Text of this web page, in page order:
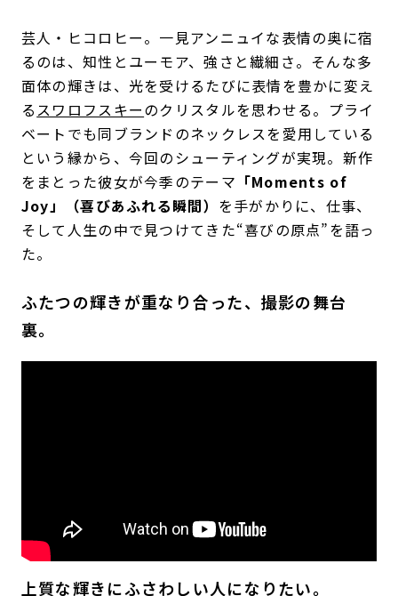
芸人・ヒコロヒー。一見アンニュイな表情の奥に宿
るのは、知性とユーモア、強さと繊細さ。そんな多
面体の輝きは、光を受けるたびに表情を豊かに変え
る スワロフスキーのクリスタルを思わせる。プライ
ベートでも同ブランドのネックレスを愛用している
という縁から、今回のシューティングが実現。新作
をまとった彼女が今季のテーマ 「Moments of
Joy」（喜びあふれる瞬間） を手がかりに、仕事、
そして人生の中で見つけてきた“喜びの原点”を語っ
た。
ふたつの輝きが重なり合った、撮影の舞台
裏。
上質な輝きにふさわしい人になりたい。